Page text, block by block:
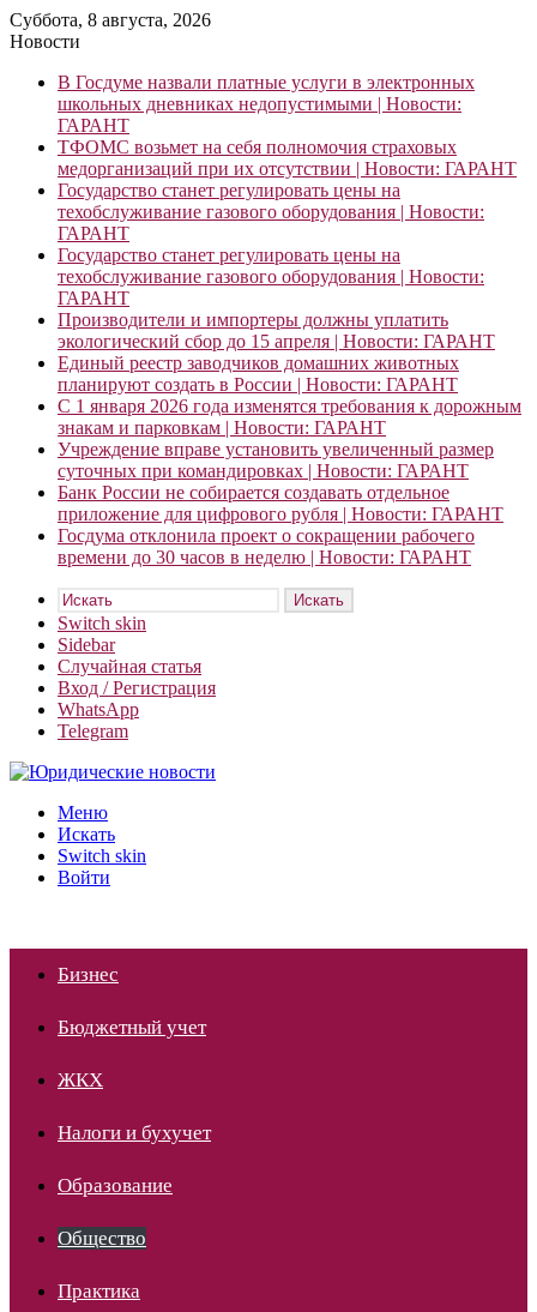
Суббота, 8 августа, 2026
Новости
В Госдуме назвали платные услуги в электронных
школьных дневниках недопустимыми | Новости:
ГАРАНТ
ТФОМС возьмет на себя полномочия страховых
медорганизаций при их отсутствии | Новости: ГАРАНТ
Государство станет регулировать цены на
техобслуживание газового оборудования | Новости:
ГАРАНТ
Государство станет регулировать цены на
техобслуживание газового оборудования | Новости:
ГАРАНТ
Производители и импортеры должны уплатить
экологический сбор до 15 апреля | Новости: ГАРАНТ
Единый реестр заводчиков домашних животных
планируют создать в России | Новости: ГАРАНТ
С 1 января 2026 года изменятся требования к дорожным
знакам и парковкам | Новости: ГАРАНТ
Учреждение вправе установить увеличенный размер
суточных при командировках | Новости: ГАРАНТ
Банк России не собирается создавать отдельное
приложение для цифрового рубля | Новости: ГАРАНТ
Госдума отклонила проект о сокращении рабочего
времени до 30 часов в неделю | Новости: ГАРАНТ
Искать
Switch skin
Sidebar
Случайная статья
Вход / Регистрация
WhatsApp
Telegram
Меню
Искать
Switch skin
Войти
Бизнес
Бюджетный учет
ЖКХ
Налоги и бухучет
Образование
Общество
Практика